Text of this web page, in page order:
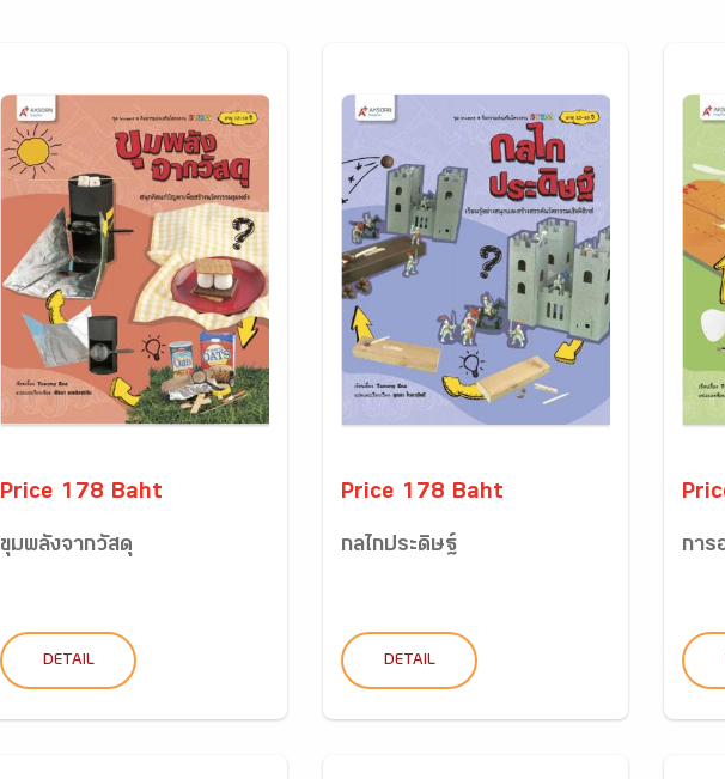
Price 178 Baht
ขุมพลังจากวัสดุ
DETAIL
Price 178 Baht
กลไกประดิษฐ์
DETAIL
การ